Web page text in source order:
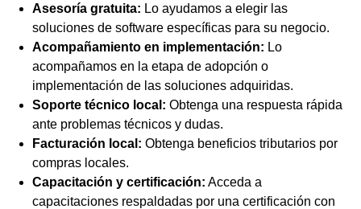
Asesoría gratuita: Lo ayudamos a elegir las
soluciones de software específicas para su negocio.
Acompañamiento en implementación: Lo
acompañamos en la etapa de adopción o
implementación de las soluciones adquiridas.
Soporte técnico local: Obtenga una respuesta rápida
ante problemas técnicos y dudas.
Facturación local: Obtenga beneficios tributarios por
compras locales.
Capacitación y certificación: Acceda a
capacitaciones respaldadas por una certificación con